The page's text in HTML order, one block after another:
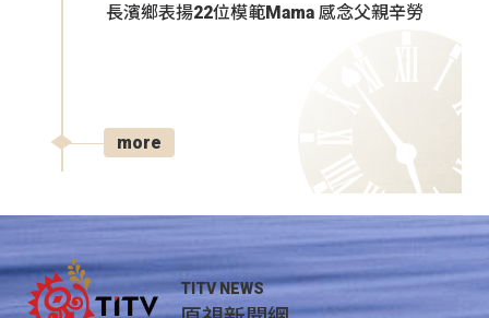
長濱鄉表揚22位模範Mama 感念父親辛勞
more
TITV NEWS